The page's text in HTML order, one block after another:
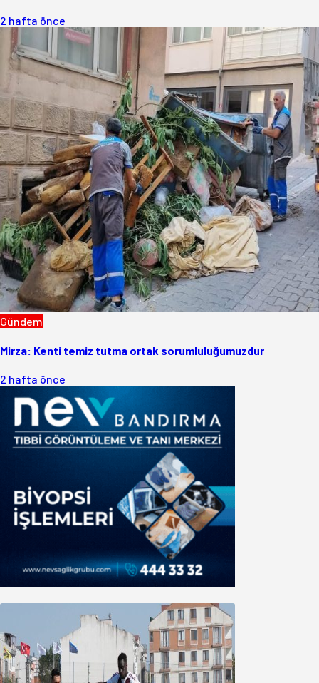
2 hafta önce
Gündem
Mirza: Kenti temiz tutma ortak sorumluluğumuzdur
2 hafta önce